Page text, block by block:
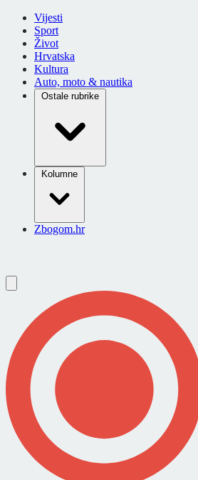
Vijesti
Sport
Život
Hrvatska
Kultura
Auto, moto & nautika
Ostale rubrike
Kolumne
Zbogom.hr